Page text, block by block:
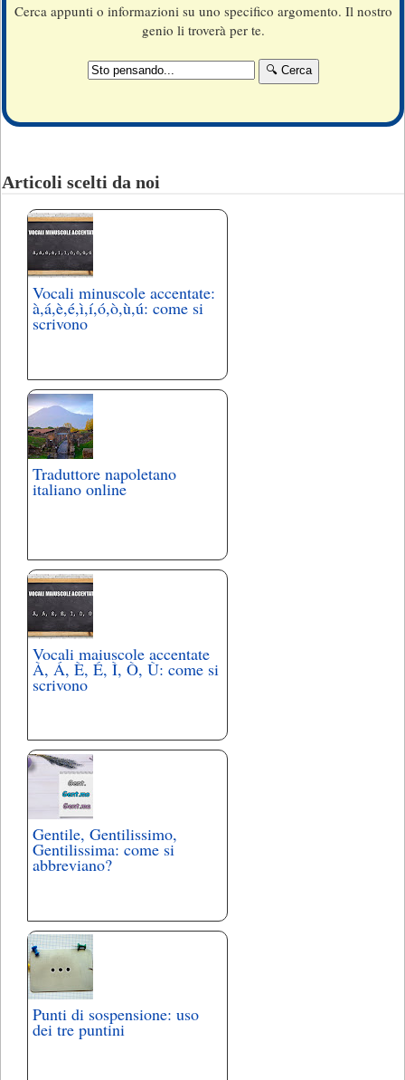
Cerca appunti o informazioni su uno specifico argomento. Il nostro
genio li troverà per te.
Articoli scelti da noi
Vocali minuscole accentate:
à,á,è,é,ì,í,ó,ò,ù,ú: come si
scrivono
Traduttore napoletano
italiano online
Vocali maiuscole accentate
À, Á, È, É, Ì, Ò, Ù: come si
scrivono
Gentile, Gentilissimo,
Gentilissima: come si
abbreviano?
Punti di sospensione: uso
dei tre puntini